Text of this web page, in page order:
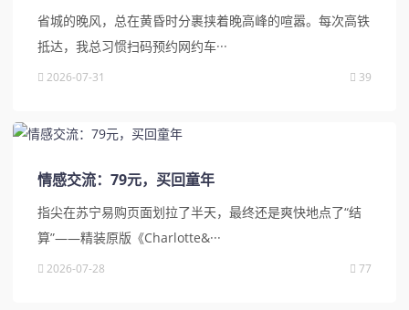
省城的晚风，总在黄昏时分裹挟着晚高峰的喧嚣。每次高铁
抵达，我总习惯扫码预约网约车···
2026-07-31 39
情感交流：79元，买回童年
指尖在苏宁易购页面划拉了半天，最终还是爽快地点了“结
算”——精装原版《Charlotte&···
2026-07-28 77